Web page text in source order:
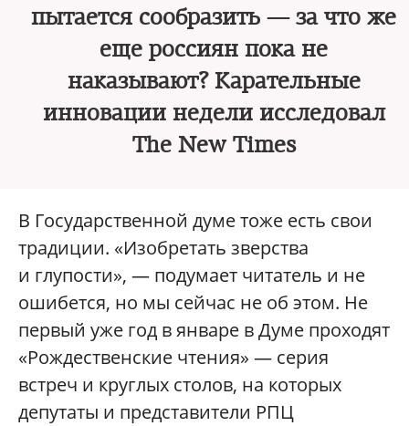
пытается сообразить — за что же
еще россиян пока не
наказывают? Карательные
инновации недели исследовал
The New Times
В Государственной думе тоже есть свои
традиции. «Изобретать зверства
и глупости», — подумает читатель и не
ошибется, но мы сейчас не об этом. Не
первый уже год в январе в Думе проходят
«Рождественские чтения» — серия
встреч и круглых столов, на которых
депутаты и представители РПЦ